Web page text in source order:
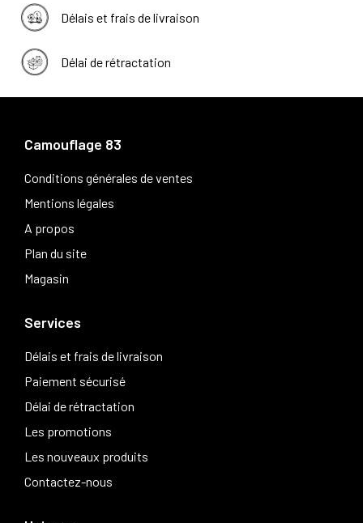
Délais et frais de livraison
Délai de rétractation
Camouflage 83
Conditions générales de ventes
Mentions légales
A propos
Plan du site
Magasin
Services
Délais et frais de livraison
Paiement sécurisé
Délai de rétractation
Les promotions
Les nouveaux produits
Contactez-nous